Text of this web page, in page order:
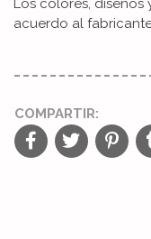
Los colores, diseños
acuerdo al
COMPARTIR: